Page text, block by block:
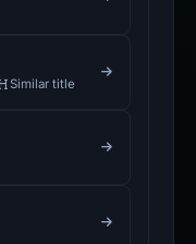
Similar title